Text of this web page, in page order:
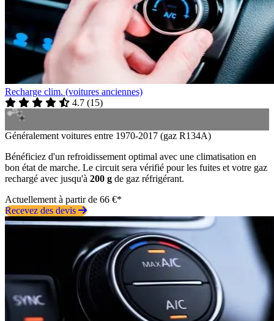
Recharge clim. (voitures anciennes)
4.7 (15)
Généralement voitures entre 1970-2017 (gaz R134A)
Bénéficiez d'un refroidissement optimal avec une climatisation en
bon état de marche. Le circuit sera vérifié pour les fuites et votre gaz
rechargé avec jusqu'à 200 g de gaz réfrigérant.
Actuellement à partir de 66 €*
Recevez des devis